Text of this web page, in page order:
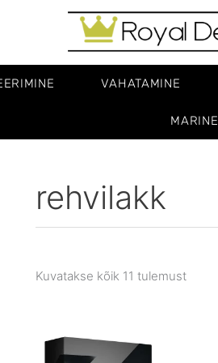
VAHATAMINE
MARINE
rehvilakk
Kuvatakse kõik 11 tulemust
€63.90